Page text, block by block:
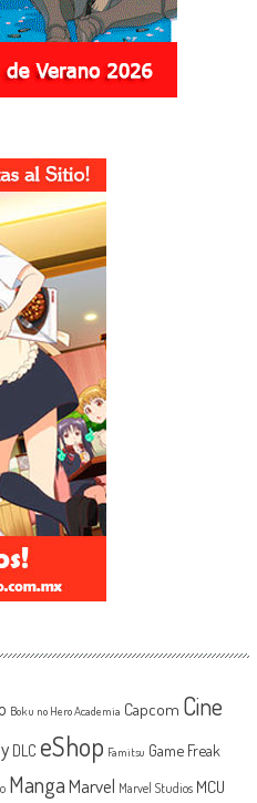
Boku no Hero Academia Capcom Cine
DLC eShop Famitsu Game Freak
MangaMarvel Marvel Studios MCU